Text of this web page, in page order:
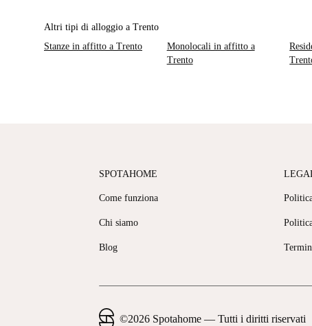
Altri tipi di alloggio a Trento
Stanze in affitto a Trento
Monolocali in affitto a
Trento
SPOTAHOME
Come funziona
Chi siamo
Blog
©2026 Spotahome — Tutti i diritti riservati